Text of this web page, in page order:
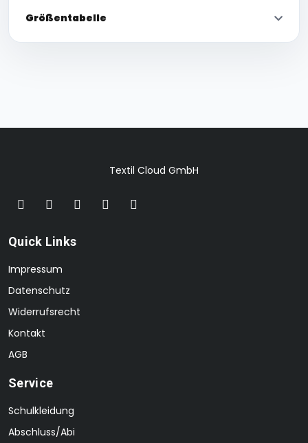
Größentabelle
Textil Cloud GmbH
Quick Links
Impressum
Datenschutz
Widerrufsrecht
Kontakt
AGB
Service
Schulkleidung
Abschluss/Abi